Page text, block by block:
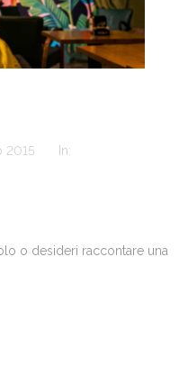
2015 In:
o desideri raccontare una